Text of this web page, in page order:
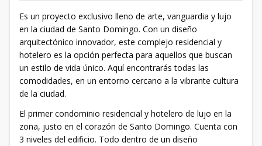
Es un proyecto exclusivo lleno de arte, vanguardia y lujo
en la ciudad de Santo Domingo. Con un diseño
arquitectónico innovador, este complejo residencial y
hotelero es la opción perfecta para aquellos que buscan
un estilo de vida único. Aquí encontrarás todas las
comodidades, en un entorno cercano a la vibrante cultura
de la ciudad.
El primer condominio residencial y hotelero de lujo en la
zona, justo en el corazón de Santo Domingo. Cuenta con
3 niveles del edificio. Todo dentro de un diseño